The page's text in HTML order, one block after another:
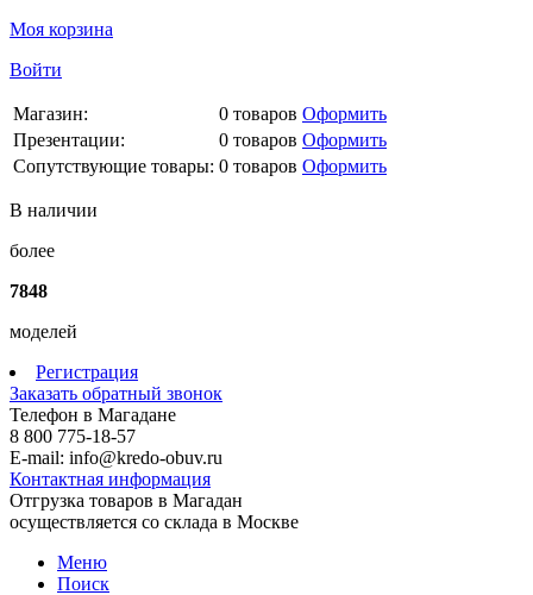
Моя корзина
Войти
Магазин: 0 товаров Оформить
Презентации:
0 товаров Оформить
Сопутствующие товары: 0 товаров Оформить
В наличии
более
7848
моделей
Регистрация
Заказать обратный звонок
Телефон в Магадане
8 800 775-18-57
E-mail: info@kredo-obuv.ru
Контактная информация
Отгрузка товаров в Магадан
осуществляется со склада в Москве
Меню
Поиск